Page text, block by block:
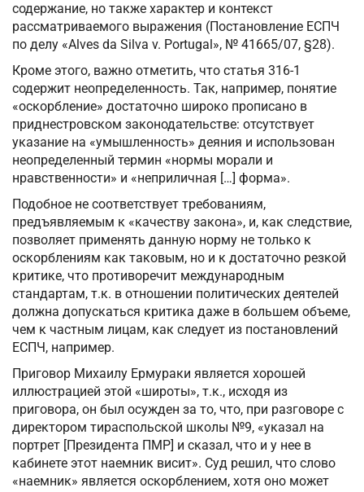
содержание, но также характер и контекст
рассматриваемого выражения (Постановление ЕСПЧ
по делу «Alves da Silva v. Portugal», № 41665/07, §28).
Кроме этого, важно отметить, что статья 316-1
содержит неопределенность. Так, например, понятие
«оскорбление» достаточно широко прописано в
приднестровском законодательстве: отсутствует
указание на «умышленность» деяния и использован
неопределенный термин «нормы морали и
нравственности» и «неприличная […] форма».
Подобное не соответствует требованиям,
предъявляемым к «качеству закона», и, как следствие,
позволяет применять данную норму не только к
оскорблениям как таковым, но и к достаточно резкой
критике, что противоречит международным
стандартам, т.к. в отношении политических деятелей
должна допускаться критика даже в большем объеме,
чем к частным лицам, как следует из постановлений
ЕСПЧ, например.
Приговор Михаилу Ермураки является хорошей
иллюстрацией этой «широты», т.к., исходя из
приговора, он был осужден за то, что, при разговоре с
директором тираспольской школы №9, «указал на
портрет [Президента ПМР] и сказал, что и у нее в
кабинете этот наемник висит». Суд решил, что слово
«наемник» является оскорблением, хотя оно может